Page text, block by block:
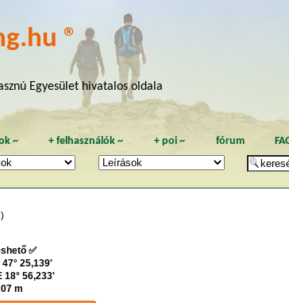
®
Egyesület hivatalos oldala
~ +felhasználók ~ + poi~ fórum
✅
47° 25,139'
18° 56,233'
m